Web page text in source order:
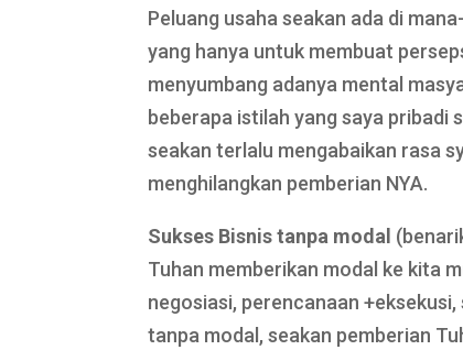
Peluang usaha seakan ada di
yang hanya untuk membuat
menyumbang adanya mental
beberapa istilah yang saya pribadi
seakan terlalu mengabaikan rasa
menghilangkan pemberian NYA.
Sukses Bisnis tanpa modal
Tuhan memberikan modal ke kita
negosiasi, perencanaan
tanpa modal, seakan pemberian